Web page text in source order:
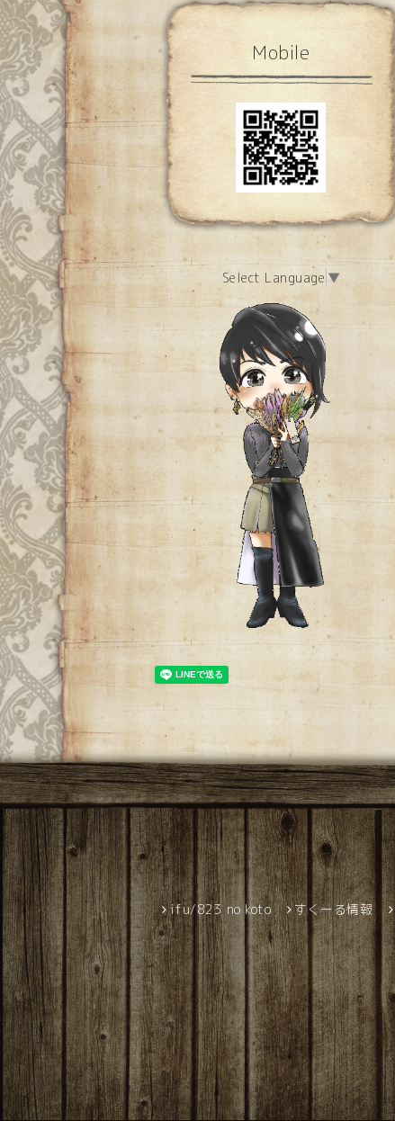
Mobile
Select Language ▼
ifu/823 no koto すくーる情報